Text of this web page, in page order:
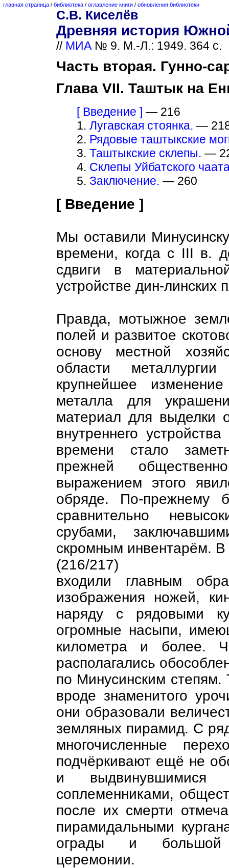
главная страница / библиотека / оглавление книги / обновления библиотеки
С.В. Киселёв
Древняя история
// МИА № 9. М.-Л.: 1949. 364 с.
Часть вторая. Гунно-
Глава VII. Таштык на
[ Введение ] — 216
1. Лугавская стоянка. —
2. Рядовые таштыкские
3. Таштыкские склепы. —
4. Склепы Уйбатского
5. Заключение. — 260
[ Введение ]
Мы оставили
времени, когда с III в.
сдвиги в
устройстве дин-линских
Правда, мотыжное
полей и развитое
основу местной
области
крупнейшее
металла для
материал для выделки
внутреннего
времени стало
прежней
выражением этого
обряде. По-прежнему
сравнительно
срубами,
скромным инвентарём. В
(216/217)
входили главным
изображения ножей,
наряду с рядовыми
огромные насыпи,
километра и более.
располагались
по Минусинским степям.
вроде знаменитого
они образовали
земляных пирамид. С
многочисленные
подчёркивают ещё не
и
соплеменниками,
после их смерти
пирамидальными
ограды и большой
церемонии.